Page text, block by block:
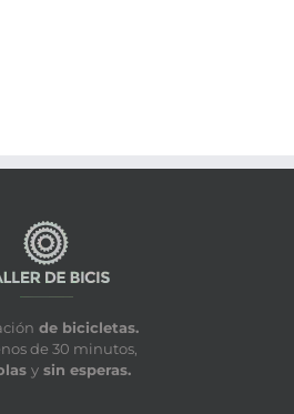
de bicicletas.
de 30 minutos,
y sin esperas.